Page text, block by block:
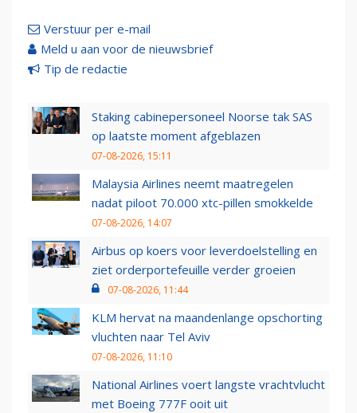
Verstuur per e-mail
Meld u aan voor de nieuwsbrief
Tip de redactie
Staking cabinepersoneel Noorse tak SAS
op laatste moment afgeblazen
07-08-2026, 15:11
Malaysia Airlines neemt maatregelen
nadat piloot 70.000 xtc-pillen smokkelde
07-08-2026, 14:07
Airbus op koers voor leverdoelstelling en
ziet orderportefeuille verder groeien
07-08-2026, 11:44
KLM hervat na maandenlange opschorting
vluchten naar Tel Aviv
07-08-2026, 11:10
National Airlines voert langste vrachtvlucht
met Boeing 777F ooit uit